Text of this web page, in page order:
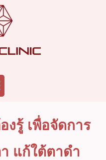
รู้ เพื่อจัดการ
แก้ใต้ตาดำ